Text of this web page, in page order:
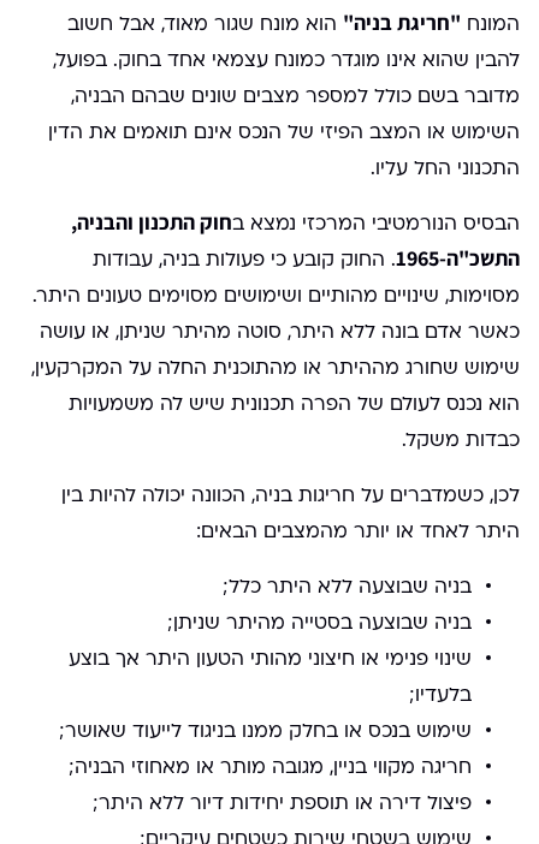
המונח "חריגת בניה" הוא מונח שגור מאוד, אבל חשוב
להבין שהוא אינו מוגדר כמונח עצמאי אחד בחוק. בפועל,
מדובר בשם כולל למספר מצבים שונים שבהם הבניה,
השימוש או המצב הפיזי של הנכס אינם תואמים את הדין
התכנוני החל עליו.
הבסיס הנורמטיבי המרכזי נמצא בחוק התכנון והבניה,
התשכ"ה-1965
. החוק קובע כי פעולות בניה, עבודות
מסוימות, שינויים מהותיים ושימושים מסוימים טעונים היתר.
כאשר אדם בונה ללא היתר, סוטה מהיתר שניתן, או עושה
שימוש שחורג מההיתר או מהתוכנית החלה על המקרקעין,
הוא נכנס לעולם של הפרה תכנונית שיש לה משמעויות
כבדות משקל.
לכן, כשמדברים על חריגות בניה, הכוונה יכולה להיות בין
היתר לאחד או יותר מהמצבים הבאים:
בניה שבוצעה ללא היתר כלל;
בניה שבוצעה בסטייה מהיתר שניתן;
שינוי פנימי או חיצוני מהותי הטעון היתר אך בוצע
בלעדיו;
שימוש בנכס או בחלק ממנו בניגוד לייעוד שאושר;
חריגה מקווי בניין, מגובה מותר או מאחוזי הבניה;
פיצול דירה או תוספת יחידות דיור ללא היתר;